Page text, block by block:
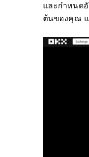
และกำหนด
ต้นของคุณ